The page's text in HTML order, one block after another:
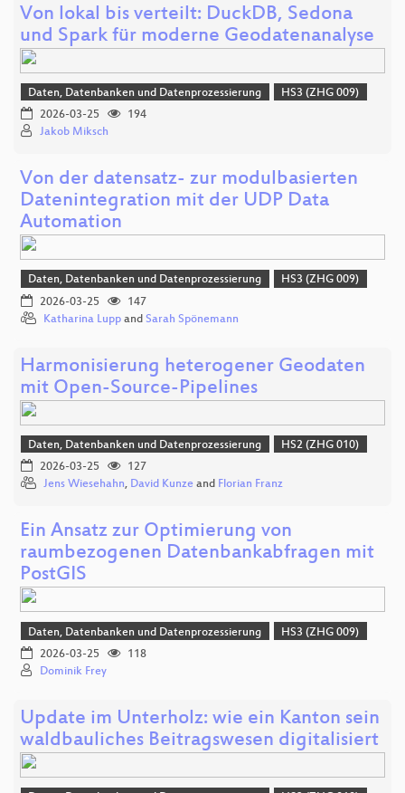
Von lokal bis verteilt: DuckDB, Sedona
und Spark für moderne Geodatenanalyse
Daten, Datenbanken und Datenprozessierung
HS3 (ZHG 009)
2026-03-25
194
Jakob Miksch
Von der datensatz- zur modulbasierten
Datenintegration mit der UDP Data
Automation
Daten, Datenbanken und Datenprozessierung
HS3 (ZHG 009)
2026-03-25
147
Katharina Lupp and Sarah Spönemann
Harmonisierung heterogener Geodaten
mit Open-Source-Pipelines
Daten, Datenbanken und Datenprozessierung
HS2 (ZHG 010)
2026-03-25
127
Jens Wiesehahn, David Kunze and Florian Franz
Ein Ansatz zur Optimierung von
raumbezogenen Datenbankabfragen mit
PostGIS
Daten, Datenbanken und Datenprozessierung
HS3 (ZHG 009)
2026-03-25
118
Dominik Frey
Update im Unterholz: wie ein Kanton sein
waldbauliches Beitragswesen digitalisiert